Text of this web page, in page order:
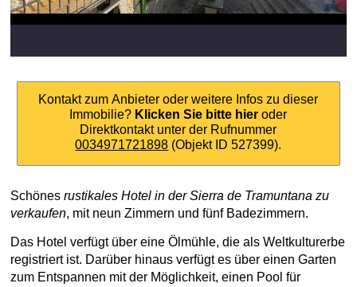
Kontakt zum Anbieter oder weitere Infos zu dieser
Immobilie? Klicken Sie bitte hier oder
Direktkontakt unter der Rufnummer
0034971721898 (Objekt ID 527399).
Schönes rustikales Hotel in der Sierra de Tramuntana zu
verkaufen, mit neun Zimmern und fünf Badezimmern.
Das Hotel verfügt über eine Ölmühle, die als Weltkulturerbe
registriert ist. Darüber hinaus verfügt es über einen Garten
zum Entspannen mit der Möglichkeit, einen Pool für